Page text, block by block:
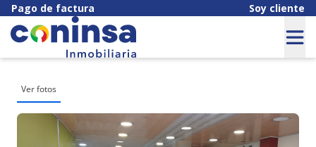
Pago de factura Soy cliente
Ver fotos